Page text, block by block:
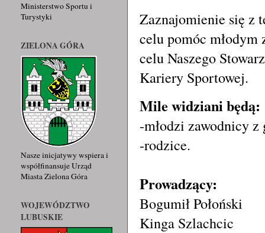
Zaznajomienie się z
celu pomóc
celu Naszego
Kariery Sportowej.
Mile widziani będą:
-młodzi zawodnicy
-rodzice.
Prowadzący:
Bogumił Połoński
Kinga Szlachcic
Ministerstwo Sportu i
Turystyki
ZIELONA GÓRA
Nasze inicjatywy wspiera i
współfinansuje Urząd
Miasta Zielona Góra
WOJEWÓDZTWO
LUBUSKIE